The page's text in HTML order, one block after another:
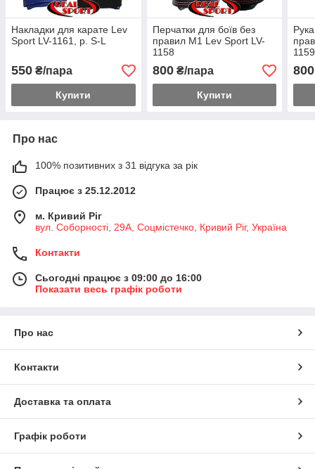
Накладки для карате Lev
Sport LV-1161, р. S-L
550 ₴/пара
Купити
Перчатки для боїв без
правил M1 Lev Sport LV-
1158
800₴/пара
Купити
1159
800
Про нас
100% позитивних з 31 відгука за рік
Працює з 25.12.2012
м. Кривий Ріг
вул. Соборності, 29А, Соцмістечко, Кривий Ріг, Україна
Контакти
Сьогодні працює з 09:00 до 16:00
Показати весь графік роботи
Про нас
Контакти
Доставка та оплата
Графік роботи